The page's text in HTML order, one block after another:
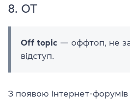
8. OT
Off topic — оффтоп, не
відступ.
З появою інтернет-